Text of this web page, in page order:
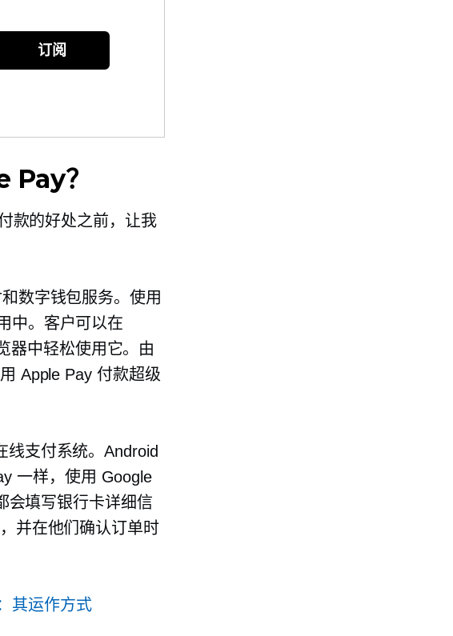
订阅
？
款的好处之前，让我
数字钱包服务。使用
中。客户可以在
器中轻松使用它。由
Apple Pay 付款超级
线支付系统。Android
一样，使用 Google
会填写银行卡详细信
并在他们确认订单时
其运作方式